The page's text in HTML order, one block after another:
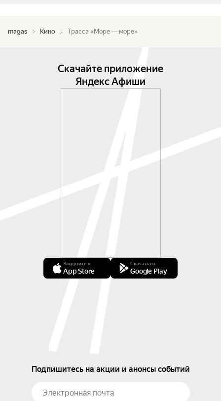
magas Кино Трасса «Море — море»
Скачайте приложение
Яндекс Афиши
Загрузите в
App Store
Скачать из
Google Play
Подпишитесь на акции и анонсы событий